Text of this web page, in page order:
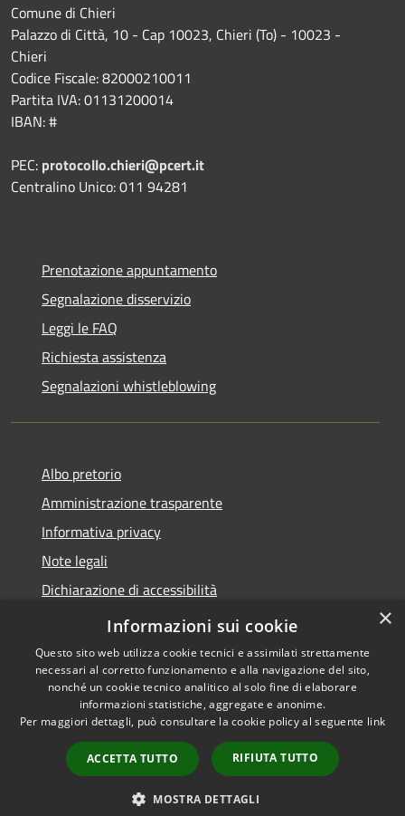
Comune di Chieri
Palazzo di Città, 10 - Cap 10023, Chieri (To) - 10023 -
Chieri
Codice Fiscale: 82000210011
Partita IVA: 01131200014
IBAN: #
PEC: protocollo.chieri@pcert.it
Centralino Unico: 011 94281
Prenotazione appuntamento
Segnalazione disservizio
Leggi le FAQ
Richiesta assistenza
Segnalazioni whistleblowing
Albo pretorio
Amministrazione trasparente
Informativa privacy
Note legali
Dichiarazione di accessibilità
Meccanismo di Feedback
Accessibilità
Copyright © 2026 • Comune di
Chieri • Powered by
Municipium•
Accesso
redazione
×
Informazioni sui cookie
Questo sito web utilizza cookie tecnici e assimilati strettamente
necessari al corretto funzionamento e alla navigazione del sito,
nonché un cookie tecnico analitico al solo fine di elaborare
informazioni statistiche, aggregate e anonime.
Per maggiori dettagli, può consultare la cookie policy al seguente link
ACCETTA TUTTO RIFIUTA TUTTO
MOSTRA DETTAGLI